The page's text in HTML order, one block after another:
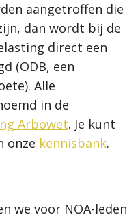
aangetroffen die
dan wordt bij de
direct een
(ODB, een
Alle
in de
Arbowet. Je kunt
onze kennisbank.
we voor NOA-leden